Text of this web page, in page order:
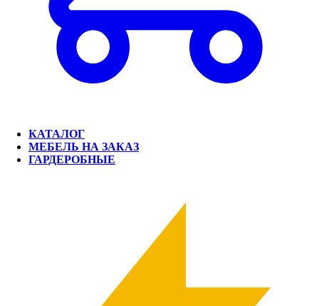
КАТАЛОГ
МЕБЕЛЬ НА ЗАКАЗ
ГАРДЕРОБНЫЕ